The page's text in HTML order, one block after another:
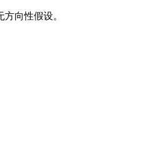
向性假设。